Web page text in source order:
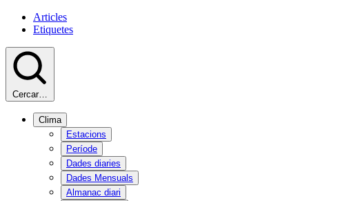
Articles
Etiquetes
Cercar…
Clima
Estacions
Període
Dades diaries
Dades Mensuals
Almanac diari